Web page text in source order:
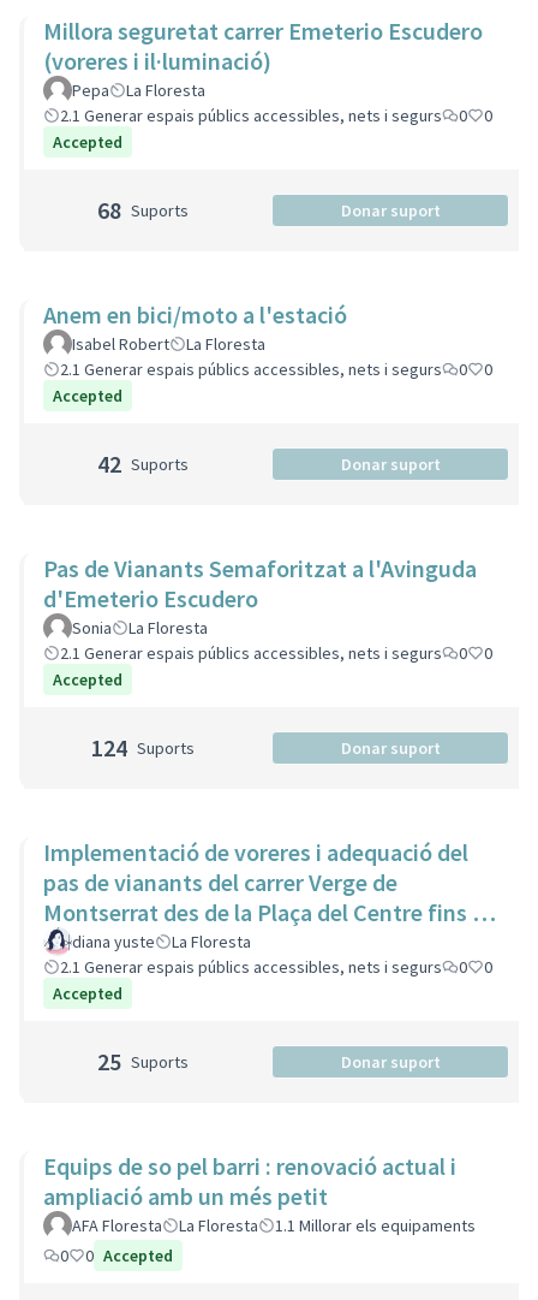
Millora seguretat carrer Emeterio Escudero
(voreres i il·luminació)
Pepa
La Floresta
2.1 Generar espais públics accessibles, nets i segurs
0
0
Accepted
68 Suports Donar suport
Anem en bici/moto a l'estació
Isabel Robert
La Floresta
2.1 Generar espais públics accessibles, nets i segurs
0
0
Accepted
42 Suports Donar suport
Pas de Vianants Semaforitzat a l'Avinguda
d'Emeterio Escudero
Sonia
La Floresta
2.1 Generar espais públics accessibles, nets i segurs
0
0
Accepted
124 Suports Donar suport
Implementació de voreres i adequació del
pas de vianants del carrer Verge de
Montserrat des de la Plaça del Centre fins a
l'estació de ferrocarrils
diana yuste
La Floresta
2.1 Generar espais públics accessibles, nets i segurs
0
0
Accepted
25 Suports Donar suport
Equips de so pel barri : renovació actual i
ampliació amb un més petit
AFA Floresta La Floresta
1.1 Millorar els equipaments
0
0 Accepted